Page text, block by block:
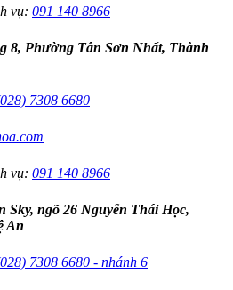
vụ: 091 140 8966
8, Phường Tân Sơn Nhất, Thành
7308 6680
vụ: 091 140 8966
Sky, ngõ 26 Nguyễn Thái Học,
An
7308 6680 - nhánh 6